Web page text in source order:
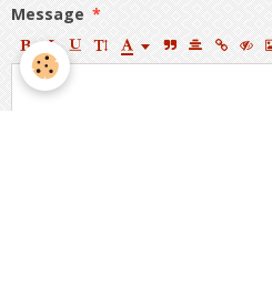
Message